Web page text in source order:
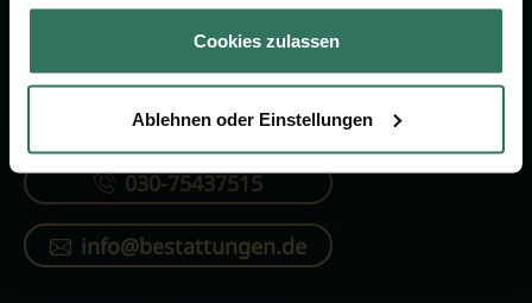
gesammelt haben.
Cookies zulassen
Ablehnen oder Einstellungen
Verzeichnis
KONTAKTIEREN SIE UNS
030-75437515
info@bestattungen.de